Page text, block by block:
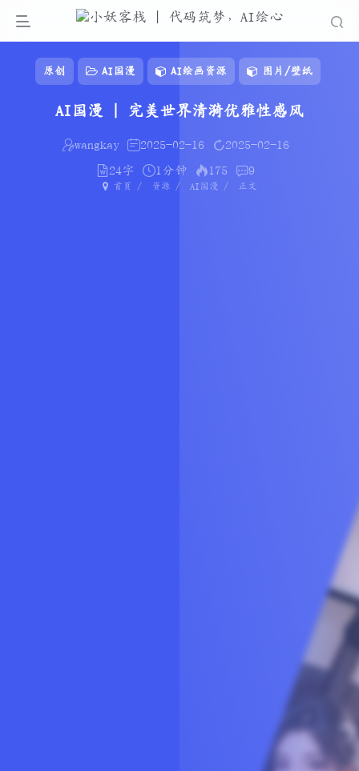
原创 AI国漫 AI绘画资源 图片/壁纸
AI国漫 | 完美世界清漪优雅性感风
wangkay 2025-02-16
2025-02-16
24字
1分钟 175 9
首页 资源 AI国漫 正文